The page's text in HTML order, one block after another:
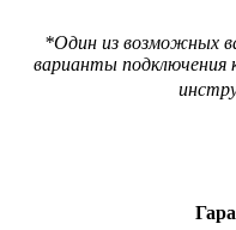
*Один из возможных
варианты